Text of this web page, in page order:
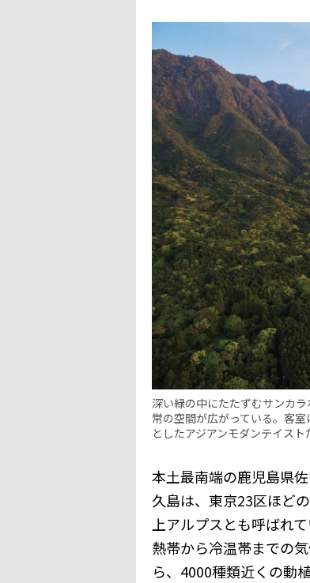
深い緑の中にたたずむサンカ
常の空間が広がっている。客
としたアジアンモダンテイスト
本土最南端の鹿児島県
久島は、東京23区ほど
上アルプスとも呼ばれ
熱帯から冷温帯までの
ら、4000種類近くの動